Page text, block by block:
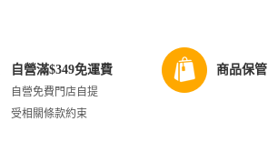
自營滿$349免運費
自營免費門店自提
受相關條款約束
商品保管